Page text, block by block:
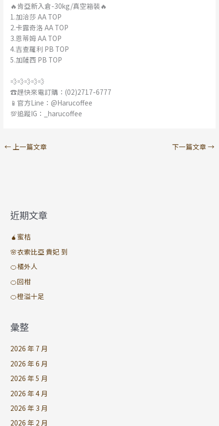
🔥肯亞新入倉-30kg/真空箱裝🔥
1.加洽莎 AA TOP
2.卡露奇洛 AA TOP
3.恩蒂姆 AA TOP
4.吉查羅利 PB TOP
5.加薩西 PB TOP
💨💨💨💨💨
☎️趕快來電訂購：(02)2717-6777
📱官方Line：@Harucoffee
💯追蹤IG：_harucoffee
← 上一篇文章 下一篇文章 →
近期文章
🧉蜜桔
🌸衣索比亞 貴妃 到
🍊橘外人
🍊回柑
🍊橙溢十足
彙整
2026 年 7 月
2026 年 6 月
2026 年 5 月
2026 年 4 月
2026 年 3 月
2026 年 2 月